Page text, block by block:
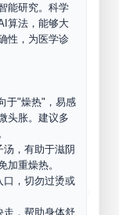
能研究。科学
算法，能够大
性，为医学诊
于"燥热"，易感
头胀。建议多
，有助于滋阴
加重燥热。
口，切勿过烫或
走，帮助身体舒
Membership”
Privacy